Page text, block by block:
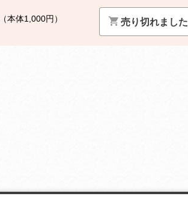
本体1,000円）
売り切れました